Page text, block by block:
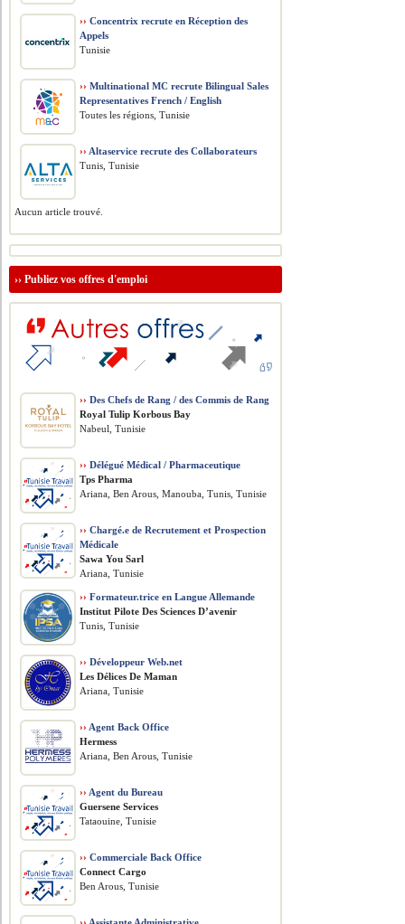
›› Concentrix recrute en Réception des
Appels
Tunisie
›› Multinational MC recrute Bilingual Sales
Representatives French / English
Toutes les régions, Tunisie
›› Altaservice recrute des Collaborateurs
Tunis, Tunisie
Aucun article trouvé.
››Publiez vos offres d'emploi
›› Des Chefs de Rang / des Commis de Rang
Royal Tulip Korbous Bay
Nabeul, Tunisie
›› Délégué Médical / Pharmaceutique
Tps Pharma
Ariana, Ben Arous, Manouba, Tunis, Tunisie
›› Chargé.e de Recrutement et Prospection
Médicale
Sawa You Sarl
Ariana, Tunisie
›› Formateur.trice en Langue Allemande
Institut Pilote Des Sciences D’avenir
Tunis, Tunisie
›› Développeur Web.net
Les Délices De Maman
Ariana, Tunisie
›› Agent Back Office
Hermess
Ariana, Ben Arous, Tunisie
›› Agent du Bureau
Guersene Services
Tataouine, Tunisie
›› Commerciale Back Office
Connect Cargo
Ben Arous, Tunisie